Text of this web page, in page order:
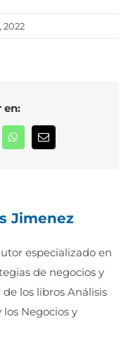
2022
en:
WhatsAppCorreo
Jimenez
especializado en
de negocios y
los libros Análisis
Negocios y